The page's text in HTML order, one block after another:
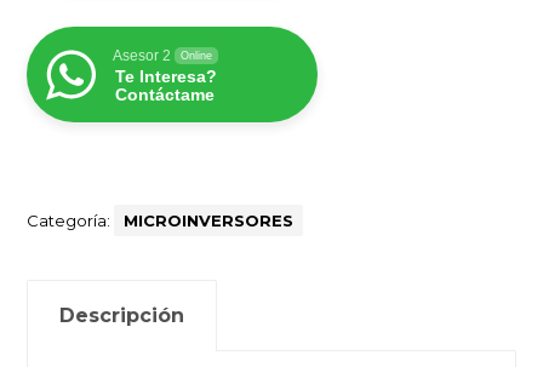
Asesor 2 Online
Te Interesa?
Contáctame
Categoría: MICROINVERSORES
Descripción